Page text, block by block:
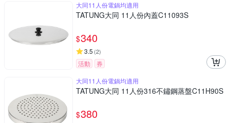
大同11人份電鍋均適用
TATUNG大同 11人份內蓋C11093S
$340
3.5 (2)
活動
券
大同11人份電鍋均適用
TATUNG大同 11人份316不鏽鋼蒸盤C11H90S
$380